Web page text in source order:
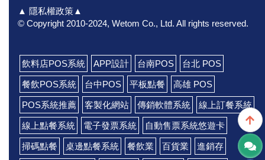
▲ 隱私權政策▲
© Copyright 2010-2024, Wetom Co., Ltd. All rights reserved.
飲料店POS系統 APP設計 台南POS 台北 POS
餐飲POS系統 台中POS 平板點餐 高雄 POS
POS系統推薦 客製化網站 傳銷軟體系統 線上訂餐系統
線上點餐系統 電子發票系統 自動售票系統悠遊卡
掃碼點餐 桌邊點餐系統 餐飲業 百貨業 進銷存